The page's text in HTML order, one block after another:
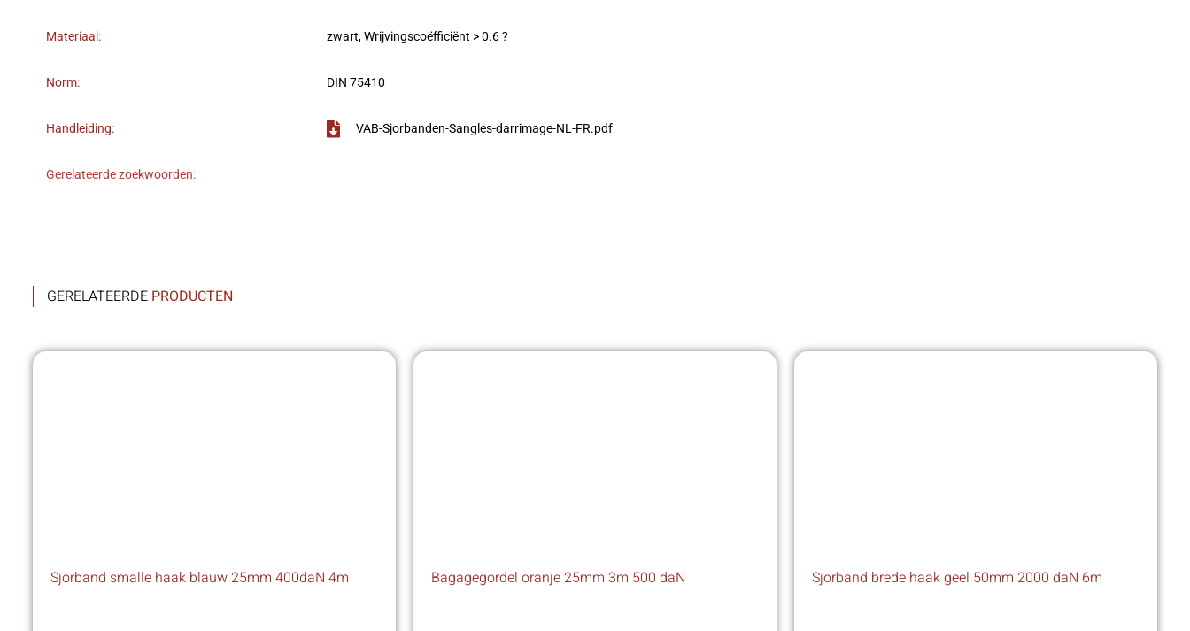
Materiaal: zwart, Wrijvingscoëfficiënt > 0.6 ?
Norm: DIN 75410
Handleiding: VAB-Sjorbanden-Sangles-darrimage-NL-FR.pdf
Gerelateerde zoekwoorden:
GERELATEERDE PRODUCTEN
Sjorband smalle haak blauw 25mm 400daN 4m Bagagegordel oranje 25mm 3m 500 daN Sjorband brede haak geel 50mm 2000 daN 6m